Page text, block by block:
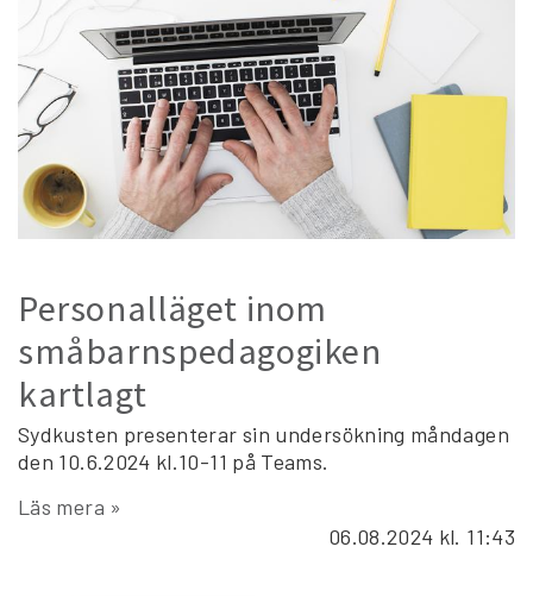
Personalläget inom
småbarnspedagogiken
kartlagt
Sydkusten presenterar sin undersökning måndagen
den 10.6.2024 kl.10-11 på Teams.
Läs mera »
06.08.2024 kl. 11:43